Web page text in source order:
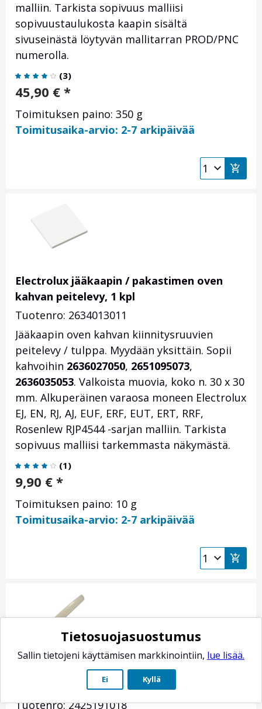
malliin. Tarkista sopivuus malliisi
sopivuustaulukosta kaapin sisältä
sivuseinästä löytyvän mallitarran PROD/PNC
numerolla.
(3)
45,90 € *
Toimituksen paino: 350 g
Toimitusaika-arvio: 2-7 arkipäivää
Electrolux jääkaapin / pakastimen oven
kahvan peitelevy, 1 kpl
Tuotenro: 2634013011
Jääkaapin oven kahvan kiinnitysruuvien
peitelevy / tulppa. Myydään yksittäin. Sopii
kahvoihin 2636027050, 2651095073,
2636035053. Valkoista muovia, koko n. 30 x 30
mm. Alkuperäinen varaosa moneen Electrolux
EJ, EN, RJ, AJ, EUF, ERF, EUT, ERT, RRF,
Rosenlew RJP4544 -sarjan malliin. Tarkista
sopivuus malliisi tarkemmasta näkymästä.
(1)
9,90 € *
Toimituksen paino: 10 g
Toimitusaika-arvio: 2-7 arkipäivää
Electrolux jääkaapin / pakastimen oven
Tuotenro: 2425191018
Tietosuojasuostumus
Sallin tietojeni käyttämisen markkinointiin, lue lisää.
Ei Kyllä